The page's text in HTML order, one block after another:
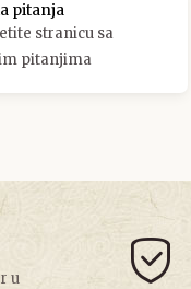
pitanja
stranicu sa
pitanjima
u